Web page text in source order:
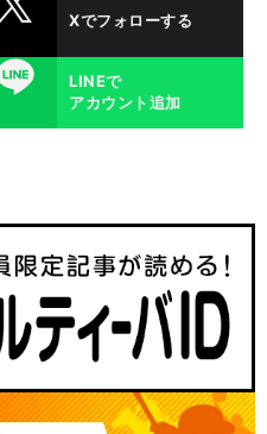
Xでフォローする
LINEで
アカウント追加